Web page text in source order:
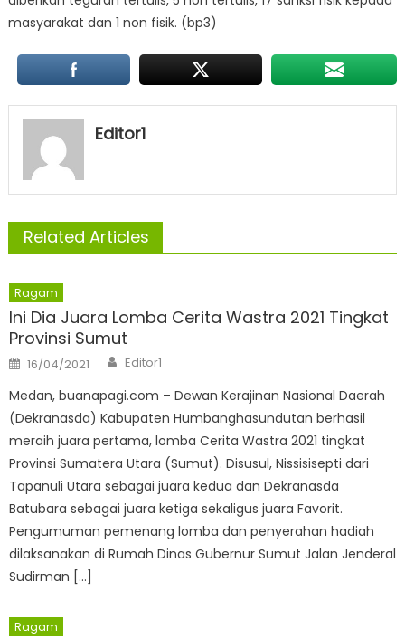
masyarakat dan 1 non fisik. (bp3)
Editor1
Related Articles
Ragam
Ini Dia Juara Lomba Cerita Wastra 2021 Tingkat
Provinsi Sumut
Posted
on
16/04/2021 Author
Editor1
Medan, buanapagi.com – Dewan Kerajinan Nasional Daerah
(Dekranasda) Kabupaten Humbanghasundutan berhasil
meraih juara pertama, lomba Cerita Wastra 2021 tingkat
Provinsi Sumatera Utara (Sumut). Disusul, Nissisisepti dari
Tapanuli Utara sebagai juara kedua dan Dekranasda
Batubara sebagai juara ketiga sekaligus juara Favorit.
Pengumuman pemenang lomba dan penyerahan hadiah
dilaksanakan di Rumah Dinas Gubernur Sumut Jalan Jenderal
Sudirman […]
Ragam